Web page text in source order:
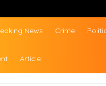
News Crime
Article